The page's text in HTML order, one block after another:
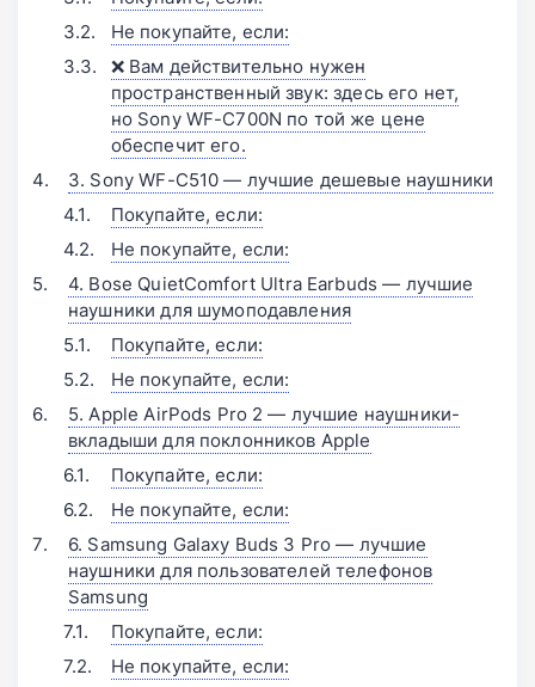
Не покупайте, если:
❌ Вам действительно нужен
пространственный звук: здесь его нет,
но Sony WF-C700N по той же цене
обеспечит его.
3. Sony WF-C510 — лучшие дешевые наушники
Покупайте, если:
Не покупайте, если:
4. Bose QuietComfort Ultra Earbuds — лучшие
наушники для шумоподавления
Покупайте, если:
Не покупайте, если:
5. Apple AirPods Pro 2 — лучшие наушники-
вкладыши для поклонников Apple
Покупайте, если:
Не покупайте, если:
6. Samsung Galaxy Buds 3 Pro — лучшие
наушники для пользователей телефонов
Samsung
Покупайте, если:
Не покупайте, если: